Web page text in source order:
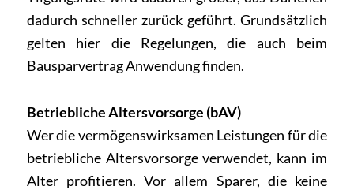
dadurch schneller zurück geführt. Grundsätzlich
gelten hier die Regelungen, die auch beim
Bausparvertrag Anwendung finden.
Betriebliche Altersvorsorge (bAV)
Wer die vermögenswirksamen Leistungen für die
betriebliche Altersvorsorge verwendet, kann im
Alter profitieren. Vor allem Sparer, die keine